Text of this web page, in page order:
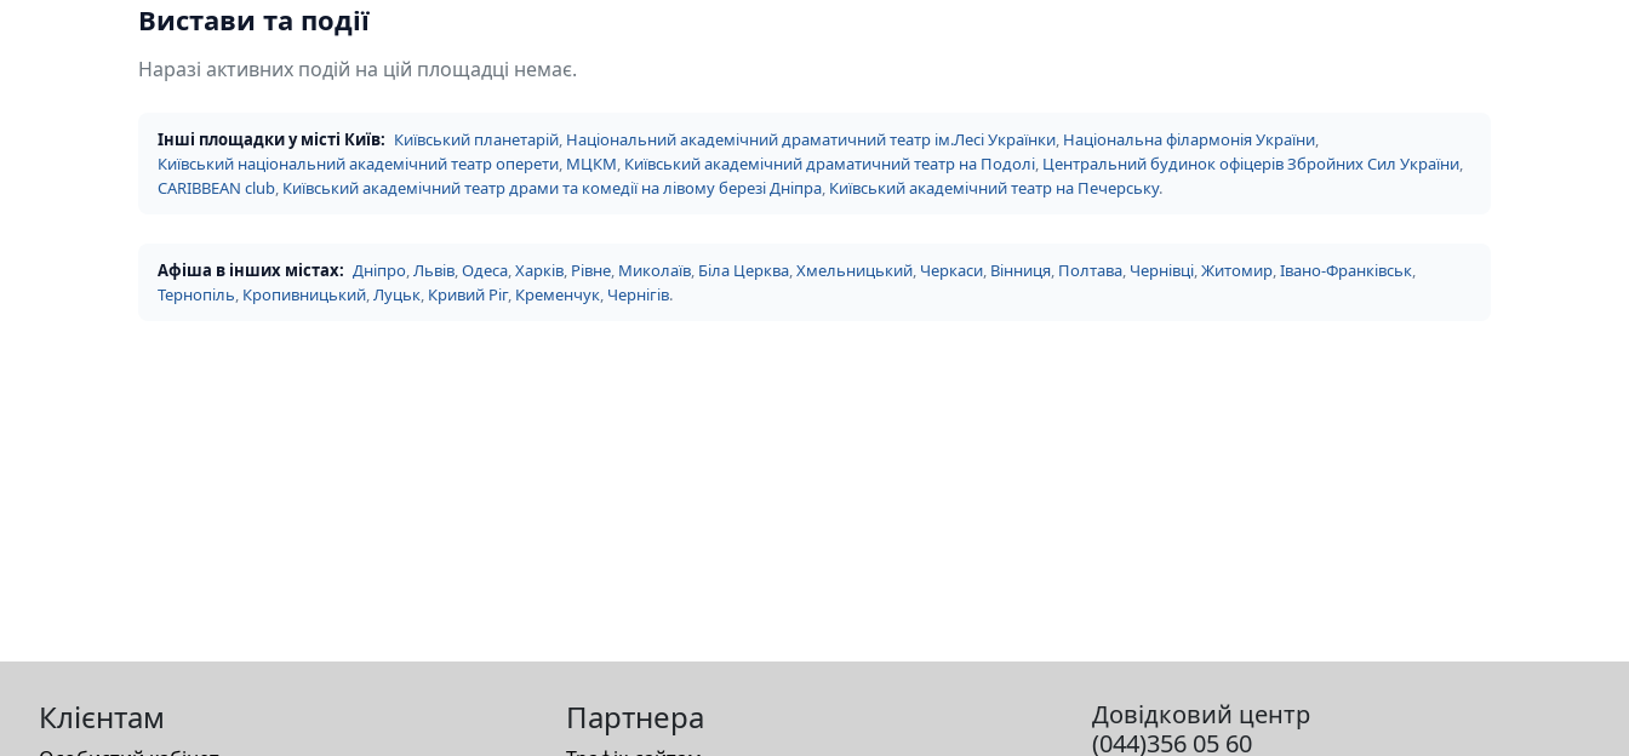
Вистави та події
Наразі активних подій на цій площадці немає.
Інші площадки у місті Київ: Київський планетарій, Національний академічний драматичний театр ім.Лесі Українки, Національна філармонія України,
Київський національний академічний театр оперети, МЦКМ, Київський академічний драматичний театр на Подолі, Центральний будинок офіцерів Збройних Сил України,
CARIBBEAN club, Київський академічний театр драми та комедії на лівому березі Дніпра, Київський академічний театр на Печерську.
Афіша в інших містах: Дніпро,Львів,Одеса,Харків, Рівне, Миколаїв, Біла Церква,Хмельницький, Черкаси, Вінниця, Полтава, Чернівці,Житомир,Івано-Франківськ,
Тернопіль, Кропивницький,Луцьк, Кривий Ріг, Кременчук, Чернігів.
Клієнтам Партнера
Довідковий центр
(044)356 05 60